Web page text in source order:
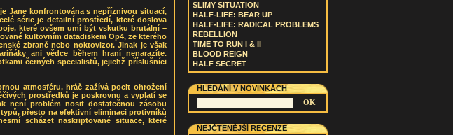
Jane konfrontována s nepříznivou situací,
série je detailní prostředí, které doslova
které ovšem umí být vskutku brutální –
kultovním datadiskem Op4, ze kterého
zbraně nebo noktovizor. Jinak je však
ani vědce během hraní nenarazíte.
černých specialistů, jejichž příslušníci
atmosféru, hráč zažívá pocit ohrožení
prostředků je poskrovnu a vyplatí se
není problém nosit dostatečnou zásobu
přesto na efektivní eliminaci protivníků
scházet naskriptované situace, které
SLIMY SITUATION
HALF-LIFE: BEAR UP
HALF-LIFE: RADICAL PROBLEMS
REBELLION
TIME TO RUN I & II
BLOOD REIGN
HALF SECRET
HLEDÁNÍ V NOVINKÁCH
NEJČTENĚJŠÍ RECENZE